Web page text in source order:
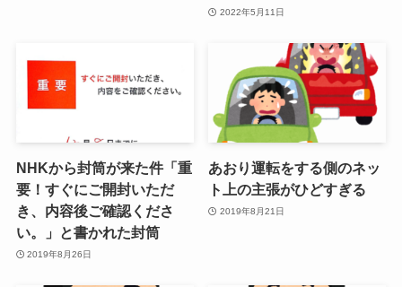
2022年5月11日
NHKから封筒が来た件「重
要！すぐにご開封いただ
き、内容後ご確認くださ
い。」と書かれた封筒
2019年8月26日
あおり運転をする側のネッ
ト上の主張がひどすぎる
2019年8月21日